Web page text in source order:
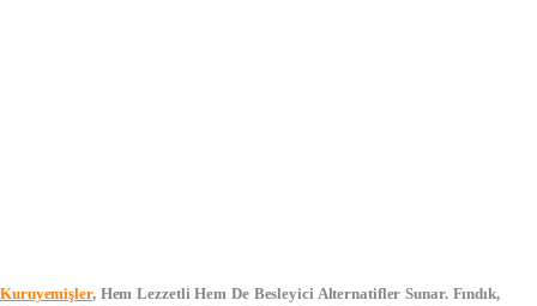
Kuruyemişler, Hem Lezzetli Hem De Besleyici Alternatifler Sunar. Fındık,